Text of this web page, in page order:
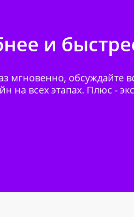
и
мгновенно, обсуждайте
на всех этапах. Плюс -